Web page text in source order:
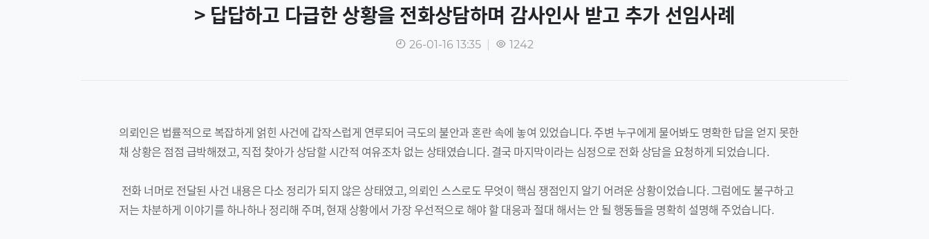
> 답답하고 다급한 상황을 전화상담하며 감사인사 받고 추가 선임사례
26-01-16 13:35 1242
의뢰인은 법률적으로 복잡하게 얽힌 사건에 갑작스럽게 연루되어 극도의 불안과 혼란 속에 놓여 있었습니다. 주변 누구에게 물어봐도 명확한 답을 얻지 못한
채 상황은 점점 급박해졌고, 직접 찾아가 상담할 시간적 여유조차 없는 상태였습니다. 결국 마지막이라는 심정으로 전화 상담을 요청하게 되었습니다.
전화 너머로 전달된 사건 내용은 다소 정리가 되지 않은 상태였고, 의뢰인 스스로도 무엇이 핵심 쟁점인지 알기 어려운 상황이었습니다. 그럼에도 불구하고
저는 차분하게 이야기를 하나하나 정리해 주며, 현재 상황에서 가장 우선적으로 해야 할 대응과 절대 해서는 안 될 행동들을 명확히 설명해 주었습니다.